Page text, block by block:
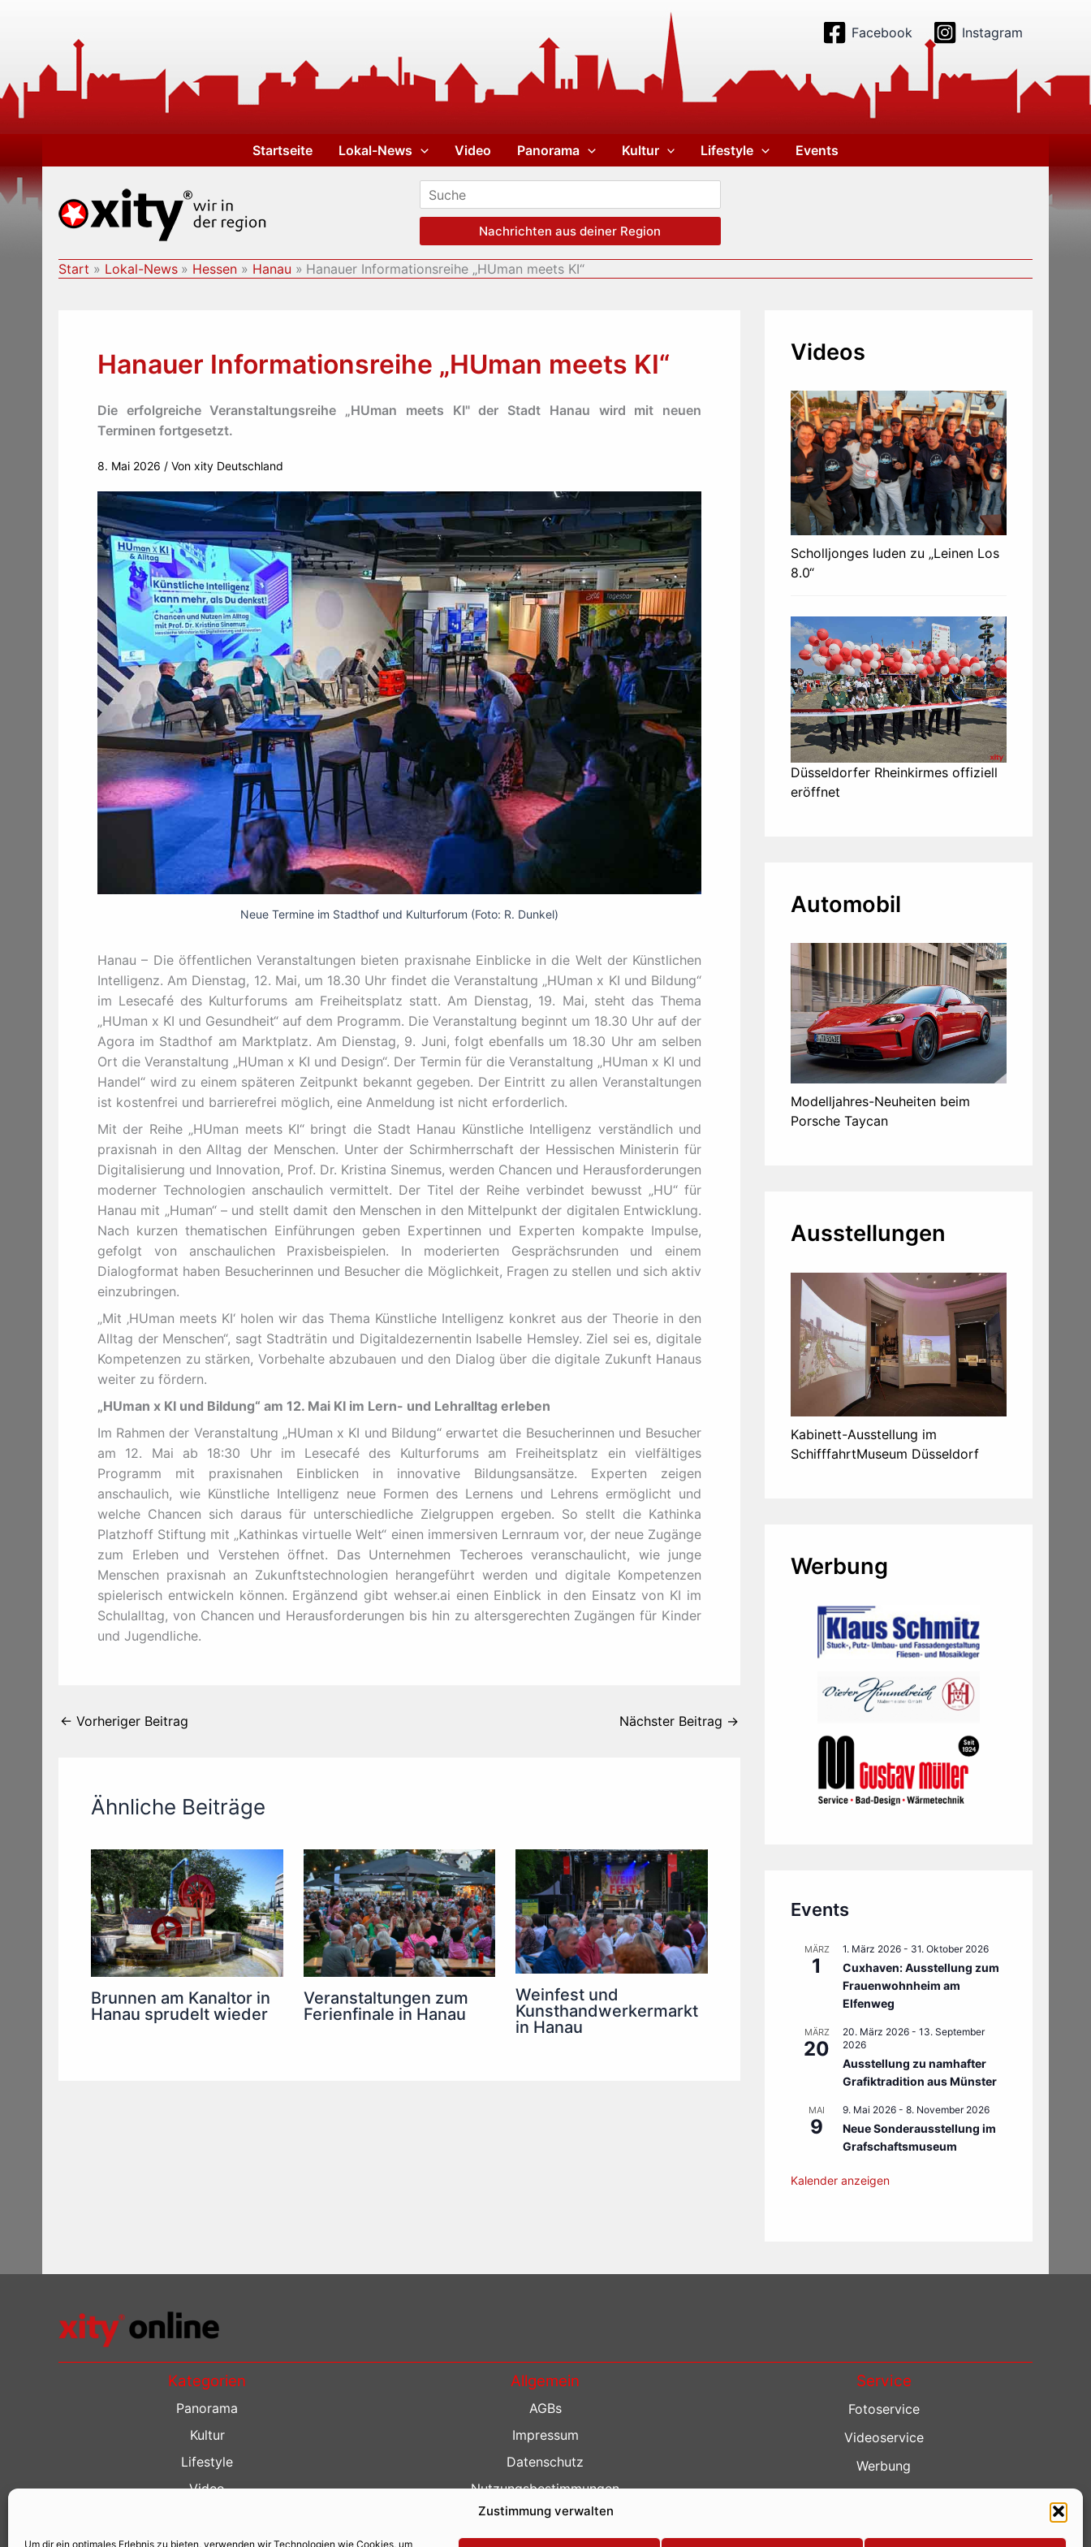
Zustimmung verwalten
Um dir ein optimales Erlebnis zu bieten, verwenden wir Technologien wie Cookies, um
Facebook Instagram
Startseite Lokal-News Video Panorama Kultur Lifestyle Events
Nachrichten aus deiner Region
Start Lokal-News Hessen Hanau Hanauer Informationsreihe „HUman meets KI“
Hanauer Informationsreihe „HUman meets KI“
Die erfolgreiche Veranstaltungsreihe „HUman meets KI" der Stadt Hanau wird mit neuen
Terminen fortgesetzt.
8. Mai 2026 / Von xity Deutschland
Neue Termine im Stadthof und Kulturforum (Foto: R. Dunkel)
Hanau – Die öffentlichen Veranstaltungen bieten praxisnahe Einblicke in die Welt der Künstlichen
Intelligenz. Am Dienstag, 12. Mai, um 18.30 Uhr findet die Veranstaltung „HUman x KI und Bildung“
im Lesecafé des Kulturforums am Freiheitsplatz statt. Am Dienstag, 19. Mai, steht das Thema
„HUman x KI und Gesundheit“ auf dem Programm. Die Veranstaltung beginnt um 18.30 Uhr auf der
Agora im Stadthof am Marktplatz. Am Dienstag, 9. Juni, folgt ebenfalls um 18.30 Uhr am selben
Ort die Veranstaltung „HUman x KI und Design“. Der Termin für die Veranstaltung „HUman x KI und
Handel“ wird zu einem späteren Zeitpunkt bekannt gegeben. Der Eintritt zu allen Veranstaltungen
ist kostenfrei und barrierefrei möglich, eine Anmeldung ist nicht erforderlich.
Mit der Reihe „HUman meets KI“ bringt die Stadt Hanau Künstliche Intelligenz verständlich und
praxisnah in den Alltag der Menschen. Unter der Schirmherrschaft der Hessischen Ministerin für
Digitalisierung und Innovation, Prof. Dr. Kristina Sinemus, werden Chancen und Herausforderungen
moderner Technologien anschaulich vermittelt. Der Titel der Reihe verbindet bewusst „HU“ für
Hanau mit „Human“ – und stellt damit den Menschen in den Mittelpunkt der digitalen Entwicklung.
Nach kurzen thematischen Einführungen geben Expertinnen und Experten kompakte Impulse,
gefolgt von anschaulichen Praxisbeispielen. In moderierten Gesprächsrunden und einem
Dialogformat haben Besucherinnen und Besucher die Möglichkeit, Fragen zu stellen und sich aktiv
einzubringen.
„Mit ‚HUman meets KI‘ holen wir das Thema Künstliche Intelligenz konkret aus der Theorie in den
Alltag der Menschen“, sagt Stadträtin und Digitaldezernentin Isabelle Hemsley. Ziel sei es, digitale
Kompetenzen zu stärken, Vorbehalte abzubauen und den Dialog über die digitale Zukunft Hanaus
weiter zu fördern.
„HUman x KI und Bildung“ am 12. Mai KI im Lern- und Lehralltag erleben
Im Rahmen der Veranstaltung „HUman x KI und Bildung“ erwartet die Besucherinnen und Besucher
am 12. Mai ab 18:30 Uhr im Lesecafé des Kulturforums am Freiheitsplatz ein vielfältiges
Programm mit praxisnahen Einblicken in innovative Bildungsansätze. Experten zeigen
anschaulich, wie Künstliche Intelligenz neue Formen des Lernens und Lehrens ermöglicht und
welche Chancen sich daraus für unterschiedliche Zielgruppen ergeben. So stellt die Kathinka
Platzhoff Stiftung mit „Kathinkas virtuelle Welt“ einen immersiven Lernraum vor, der neue Zugänge
zum Erleben und Verstehen öffnet. Das Unternehmen Techeroes veranschaulicht, wie junge
Menschen praxisnah an Zukunftstechnologien herangeführt werden und digitale Kompetenzen
spielerisch entwickeln können. Ergänzend gibt wehser.ai einen Einblick in den Einsatz von KI im
Schulalltag, von Chancen und Herausforderungen bis hin zu altersgerechten Zugängen für Kinder
und Jugendliche.
← Vorheriger Beitrag Nächster Beitrag →
Ähnliche Beiträge
Brunnen am Kanaltor in
Hanau sprudelt wieder
Veranstaltungen zum
Ferienfinale in Hanau
Weinfest und
Kunsthandwerkermarkt
in Hanau
Videos
Scholljonges luden zu „Leinen Los
8.0“
Düsseldorfer Rheinkirmes offiziell
eröffnet
Automobil
Modelljahres-Neuheiten beim
Porsche Taycan
Ausstellungen
Kabinett-Ausstellung im
SchifffahrtMuseum Düsseldorf
Werbung
Events
MÄRZ
1
1. März 2026 - 31. Oktober 2026
Cuxhaven: Ausstellung zum
Frauenwohnheim am
Elfenweg
MÄRZ
20
20. März 2026 - 13. September
2026
Ausstellung zu namhafter
Grafiktradition aus Münster
MAI
9
9. Mai 2026 - 8. November 2026
Neue Sonderausstellung im
Grafschaftsmuseum
Kalender anzeigen
Kategorien
Panorama
Kultur
Lifestyle
Video
Kino Guide
Allgemein
AGBs
Impressum
Datenschutz
Nutzungsbestimmungen
Kontakt
Barrierefreiheit
Service
Fotoservice
Videoservice
Werbung